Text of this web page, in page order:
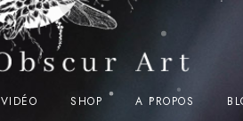
VIDÉO SHOP A PROPOS